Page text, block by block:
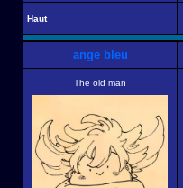
Haut
ange bleu
The old man